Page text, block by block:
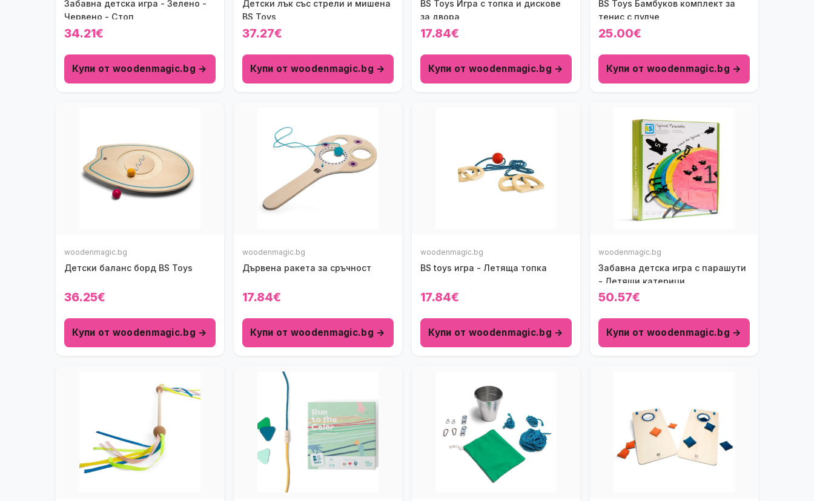
Забавна детска игра - Зелено -
Червено - Стоп
34.21€
Купи от woodenmagic.bg →
Детски лък със стрели и мишена
BS Toys
37.27€
Купи от woodenmagic.bg →
BS Toys Игра с топка и дискове
за двора
17.84€
Купи от woodenmagic.bg →
BS Toys Бамбуков комплект за
тенис с пулче
25.00€
Купи от woodenmagic.bg →
woodenmagic.bg
Детски баланс борд BS Toys
36.25€
Купи от woodenmagic.bg →
woodenmagic.bg
Дървена ракета за сръчност
17.84€
Купи от woodenmagic.bg →
woodenmagic.bg
BS toys игра - Летяща топка
17.84€
Купи от woodenmagic.bg →
woodenmagic.bg
Забавна детска игра с парашути
- Летящи катерици
50.57€
Купи от woodenmagic.bg →